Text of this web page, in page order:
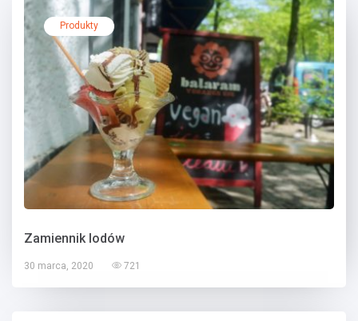
Produkty
Zamiennik lodów
30 marca, 2020 721